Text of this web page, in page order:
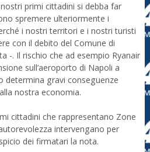
primi cittadini si debba far
spremere ulteriormente i
i nostri territori e i nostri turisti
con il debito del Comune di
-. Il rischio che ad esempio Ryanair
sull’aeroporto di Napoli a
determina gravi conseguenze
nostra economia.
cittadini che rappresentano Zone
intervengano per
dei firmatari la nota.